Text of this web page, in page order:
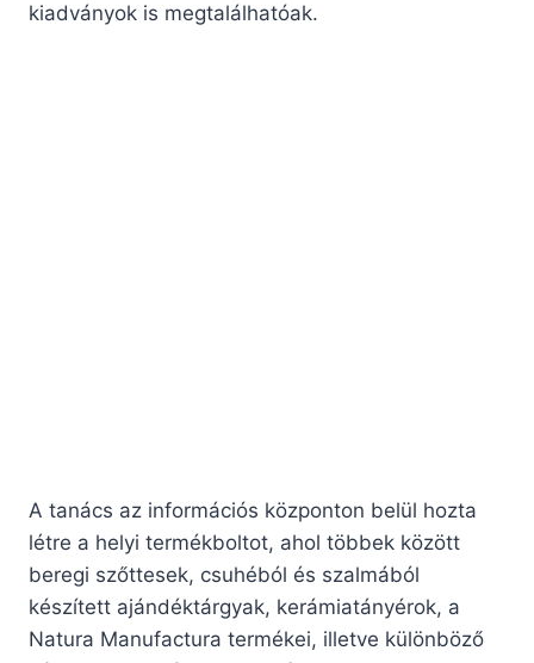
kiadványok is megtalálhatóak.
A tanács az információs központon belül hozta
létre a helyi termékboltot, ahol többek között
beregi szőttesek, csuhéból és szalmából
készített ajándéktárgyak, kerámiatányérok, a
Natura Manufactura termékei, illetve különböző